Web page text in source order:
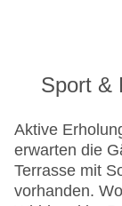
Sport &
Aktive
erwarten die
Terrasse mit
vorhanden.